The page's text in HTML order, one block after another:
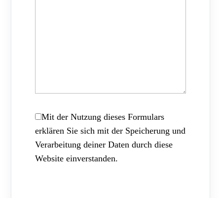
Mit der Nutzung dieses Formulars
erklären Sie sich mit der Speicherung und
Verarbeitung deiner Daten durch diese
Website einverstanden.